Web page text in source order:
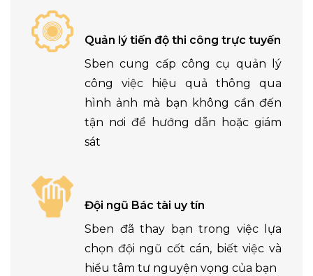
Quản lý tiến độ thi công trực tuyến
Sben cung cấp công cụ quản lý
công việc hiệu quả thông qua
hình ảnh mà bạn không cần đến
tận nơi để hướng dẫn hoặc giám
sát
Đội ngũ Bác tài uy tín
Sben đã thay bạn trong việc lựa
chọn đội ngũ cốt cán, biết việc và
hiểu tâm tư nguyện vọng của bạn